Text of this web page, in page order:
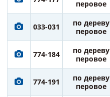
перовое
033-031
по дереву
перовое
774-184
по дереву
перовое
774-191
по дереву
перовое